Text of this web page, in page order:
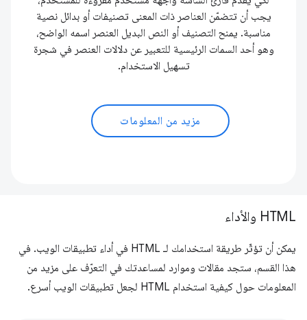
يجب أن تتضمّن العناصر ذات المعنى تصنيفات أو بدائل نصية
مناسبة. يمنح التصنيف أو النص البديل العنصر اسمه الواضح،
وهو أحد السمات الرئيسية للتعبير عن دلالات العنصر في شجرة
تسهيل الاستخدام.
مزيد من المعلومات
HTML والأداء
يمكن أن تؤثّر طريقة استخدامك لـ HTML في أداء تطبيقات الويب. في
هذا القسم، ستجد مقالات وموارد لمساعدتك في التعرّف على مزيد من
المعلومات حول كيفية استخدام HTML لجعل تطبيقات الويب أسرع.